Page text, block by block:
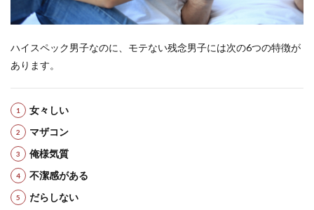
ハイスペック男子なのに、モテない残念男子には次の6つの特徴が
あります。
女々しい
マザコン
俺様気質
不潔感がある
だらしない